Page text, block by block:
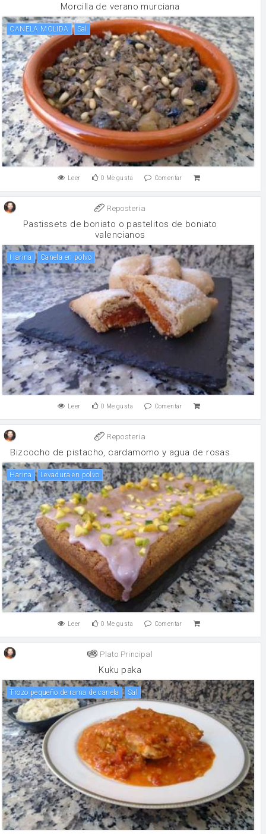
Morcilla de verano murciana
CANELA MOLIDA sal
Leer 0 Me gusta Comentar
Reposteria
Pastissets de boniato o pastelitos de boniato
valencianos
harina canela en polvo
Leer 0 Me gusta Comentar
Reposteria
Bizcocho de pistacho, cardamomo y agua de rosas
harina levadura en polvo
Leer 0 Me gusta Comentar
Plato Principal
Kuku paka
Trozo pequeño de rama de canela sal